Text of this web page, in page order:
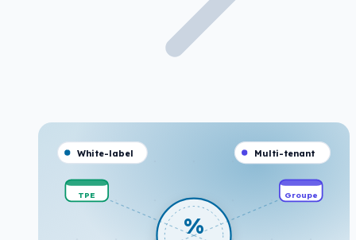
%
TPE Groupe
White-label Multi-tenant